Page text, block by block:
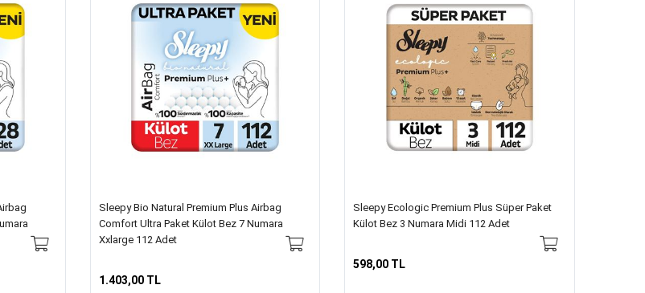
Sleepy Bio Natural Premium Plus Airbag
Comfort Ultra Paket Külot Bez 7 Numara
Xxlarge 112 Adet
1.403,00 TL
Sleepy Ecologic Premium Plus Süper Paket
Külot Bez 3 Numara Midi 112 Adet
598,00 TL